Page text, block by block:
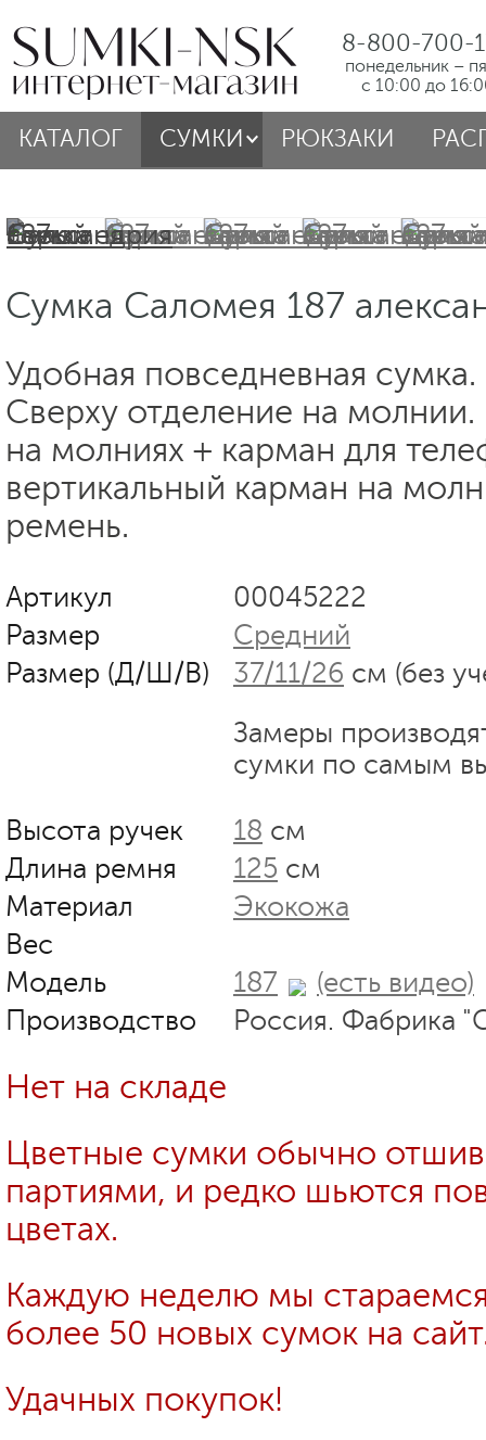
8-800-700-
понедельник –
с 10:00 до
КАТАЛОГ СУМКИ РЮКЗАКИ
Сумка Саломея 187
Удобная повседневная сумка.
Сверху отделение на
на молниях + карман для
вертикальный карман на
ремень.
Артикул
00045222
Размер
Средний
Размер (Д/Ш/В)
37/11/26 см (без
Замеры
сумки по самым
Высота ручек 18 см
Длина ремня
125 см
Материал
Экокожа
Вес
Модель
187
(есть видео)
Производство
Россия. Фабрика
Нет на складе
Цветные сумки обычно
партиями, и редко шьются
цветах.
Каждую неделю мы
более 50 новых сумок на
Удачных покупок!